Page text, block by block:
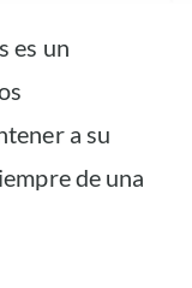
es un
a su
de una